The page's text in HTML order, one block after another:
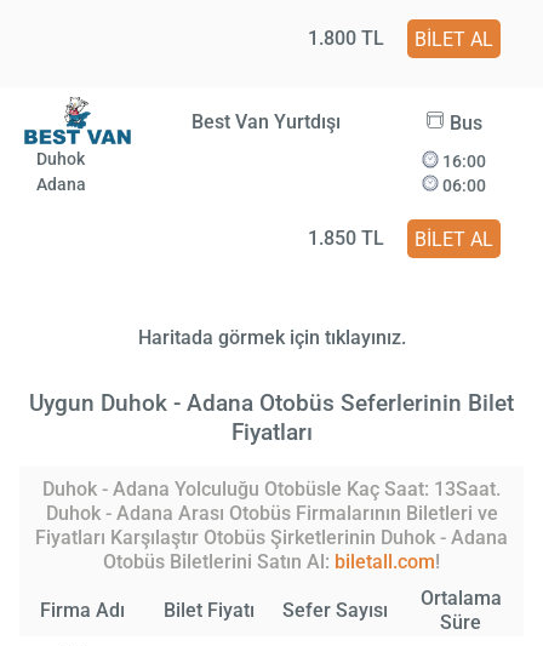
1.800 TL BİLET AL
Best Van Yurtdışı Bus
Duhok
Adana
16:00
06:00
1.850 TL BİLET AL
Haritada görmek için tıklayınız.
Uygun Duhok - Adana Otobüs Seferlerinin Bilet
Fiyatları
Duhok - Adana Yolculuğu Otobüsle Kaç Saat: 13Saat.
Duhok - Adana Arası Otobüs Firmalarının Biletleri ve
Fiyatları Karşılaştır Otobüs Şirketlerinin Duhok - Adana
Otobüs Biletlerini Satın Al: biletall.com!
Firma Adı Bilet Fiyatı Sefer Sayısı
Ortalama
Süre